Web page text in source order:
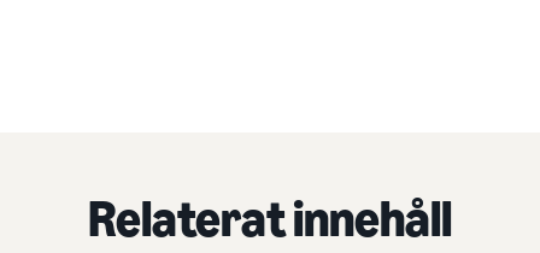
Relaterat innehåll